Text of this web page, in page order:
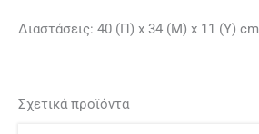
Διαστάσεις: 40 (Π) x 34 (Μ) x 11 (Υ) cm
Σχετικά προϊόντα